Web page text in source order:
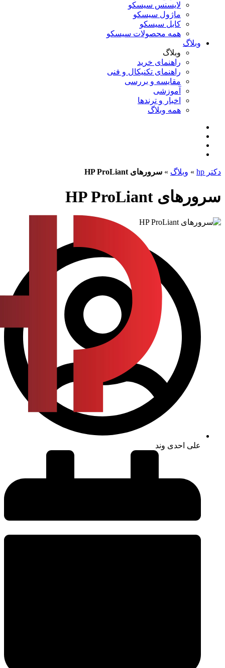
لایسنس سیسکو
ماژول سیسکو
کابل سیسکو
همه محصولات سیسکو
وبلاگ
وبلاگ
راهنمای خرید
راهنمای تکنیکال و فنی
مقایسه و بررسی
آموزشی
اخبار و ترندها
همه وبلاگ
دکتر hp » وبلاگ » سرورهای HP ProLiant
سرورهای HP ProLiant
علی احدی وند